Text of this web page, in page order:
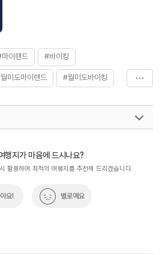
권은 1인 사용권
요금 안내는 홈페이지 참조
이랜드 #바이킹
미도마이랜드 #월미도바이킹
의여행)
033-738-3425
행지가 마음에 드시나요?
활용하여 최적의 여행지를 추천해 드리겠습니다.
요! 별로예요